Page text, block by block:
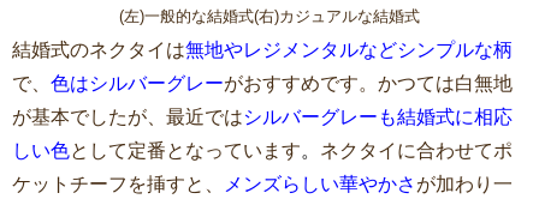
(左)一般的な結婚式(右)カジュアルな結婚式
結婚式のネクタイは無地やレジメンタルなどシンプルな柄
で、 色はシルバーグレーがおすすめです。かつては白無地
が基本でしたが、最近ではシルバーグレーも結婚式に相応
しい色として定番となっています。 ネクタイに合わせてポ
ケットチーフを挿すと、
メンズらしい華やかさ が加わり一